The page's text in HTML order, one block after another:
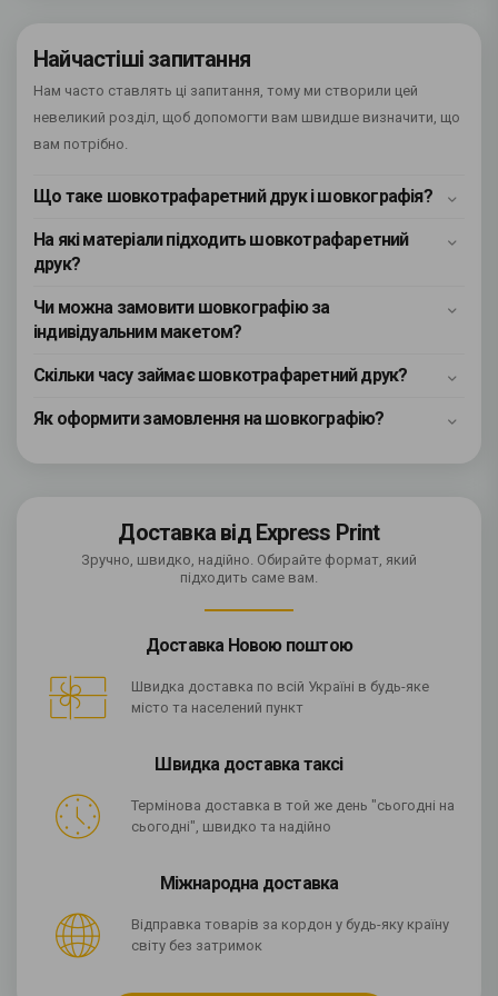
Найчастіші запитання
Нам часто ставлять ці запитання, тому ми створили цей
невеликий розділ, щоб допомогти вам швидше визначити, що
вам потрібно.
Що таке шовкотрафаретний друк і шовкографія?
На які матеріали підходить шовкотрафаретний
друк?
Чи можна замовити шовкографію за
індивідуальним макетом?
Скільки часу займає шовкотрафаретний друк?
Як оформити замовлення на шовкографію?
Доставка від Express Print
Зручно, швидко, надійно. Обирайте формат, який
підходить саме вам.
Доставка Новою поштою
Швидка доставка по всій Україні в будь-яке
місто та населений пункт
Швидка доставка таксі
Термінова доставка в той же день "сьогодні на
сьогодні", швидко та надійно
Міжнародна доставка
Відправка товарів за кордон у будь-яку країну
світу без затримок